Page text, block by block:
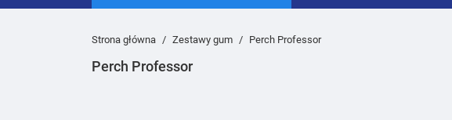
Strona główna Zestawy gum Perch Professor
Perch Professor